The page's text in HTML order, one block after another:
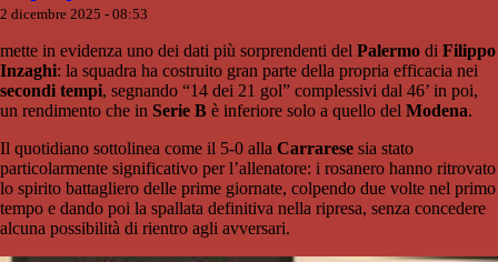
2 dicembre 2025 - 08:53
mette in evidenza uno dei dati più sorprendenti del Palermo di Filippo
Inzaghi: la squadra ha costruito gran parte della propria efficacia nei
secondi tempi, segnando “14 dei 21 gol” complessivi dal 46’ in poi,
un rendimento che in Serie B è inferiore solo a quello del Modena.
Il quotidiano sottolinea come il 5-0 alla Carrarese sia stato
particolarmente significativo per l’allenatore: i rosanero hanno ritrovato
lo spirito battagliero delle prime giornate, colpendo due volte nel primo
tempo e dando poi la spallata definitiva nella ripresa, senza concedere
alcuna possibilità di rientro agli avversari.